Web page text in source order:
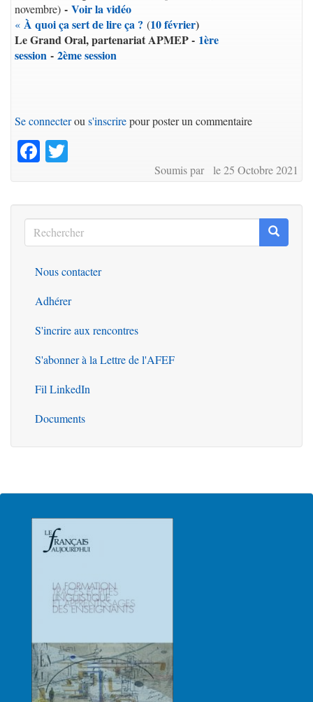
novembre) - Voir la vidéo
« À quoi ça sert de lire ça ? (10 février)
Le Grand Oral, partenariat APMEP - 1ère
session - 2ème session
Se connecterou s'inscrirepour poster un commentaire
Facebook
Soumis par le 25 Octobre 2021
Rechercher
Rechercher
Outils
Nous contacter
Adhérer
S'incrire aux rencontres
S'abonner à la Lettre de l'AFEF
Fil LinkedIn
Documents